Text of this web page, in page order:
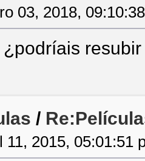
03, 2018,
/
11, 2015, 05:01:51